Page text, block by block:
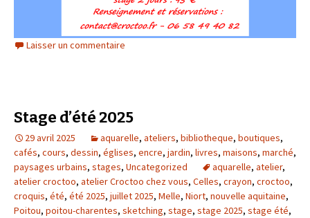
Laisser un commentaire
Stage d’été 2025
29 avril 2025 aquarelle, ateliers, bibliotheque, boutiques,
cafés, cours, dessin, églises, encre, jardin, livres, maisons, marché,
paysages urbains, stages, Uncategorized aquarelle, atelier,
atelier croctoo, atelier Croctoo chez vous, Celles, crayon, croctoo,
croquis, été, été 2025, juillet 2025, Melle, Niort, nouvelle aquitaine,
Poitou, poitou-charentes, sketching, stage, stage 2025, stage été,